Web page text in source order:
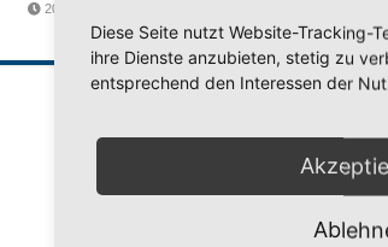
20. November 2025
Diese Seite nutzt Website-Tracking-
ihre Dienste anzubieten, stetig zu
entsprechend den Interessen der